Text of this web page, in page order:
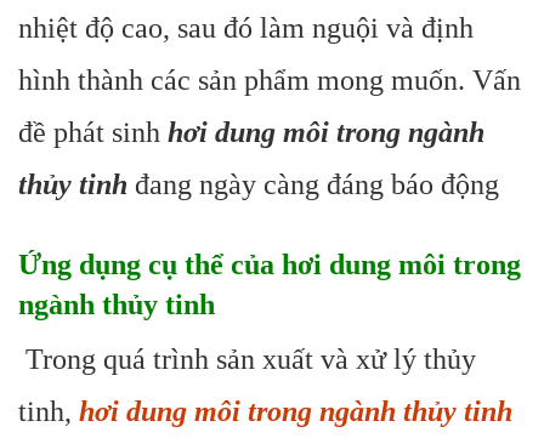
nhiệt độ cao, sau đó làm nguội và định
hình thành các sản phẩm mong muốn. Vấn
đề phát sinh hơi dung môi trong ngành
thủy tinh đang ngày càng đáng báo động
Ứng dụng cụ thể của hơi dung môi trong
ngành thủy tinh
Trong quá trình sản xuất và xử lý thủy
tinh, hơi dung môi trong ngành thủy tinh